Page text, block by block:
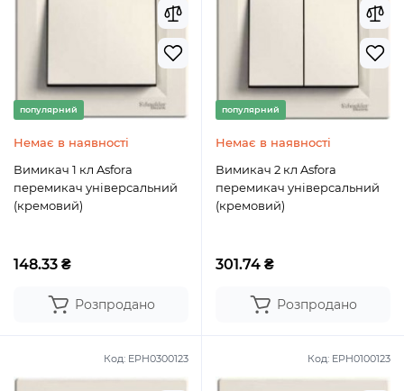
популярний
Немає в наявності
Вимикач 1 кл Asfora
перемикач універсальний
(кремовий)
148.33 ₴
Розпродано
популярний
Немає в наявності
Вимикач 2 кл Asfora
перемикач універсальний
(кремовий)
301.74 ₴
Розпродано
Код: EPH0300123 Код: EPH0100123